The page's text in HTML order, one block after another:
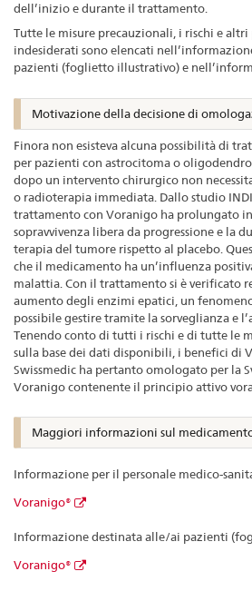
dell’inizio e durante il trattamento.
Tutte le misure precauzionali, i rischi e
indesiderati sono elencati
pazienti (foglietto illustrativo) e
Motivazione della decisione di
Finora non esisteva alcuna possibilità di
per pazienti con astrocitoma o
dopo un intervento chirurgico non
o radioterapia immediata. Dallo studio
trattamento con Voranigo ha prolungato
sopravvivenza libera da progressione e la
terapia del tumore rispetto al placebo.
che il medicamento ha un’influenza
malattia. Con il trattamento si è verificato
aumento degli enzimi epatici, un
possibile gestire tramite la sorveglianza e
Tenendo conto di tutti i rischi e di tutte le
sulla base dei dati disponibili, i benefici di
Swissmedic ha pertanto omologato per la
Voranigo contenente il principio attivo
Maggiori informazioni sul
Informazione per il personale medico-
Voranigo®
Informazione destinata alle/ai pazienti
Voranigo®